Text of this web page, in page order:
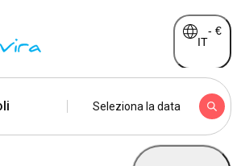
IT
- €
Seleziona la data